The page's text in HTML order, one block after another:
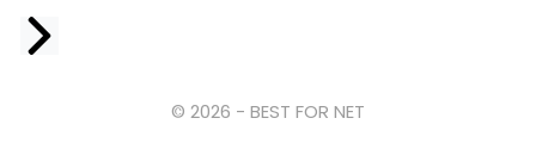
© 2026 - BEST FOR NET